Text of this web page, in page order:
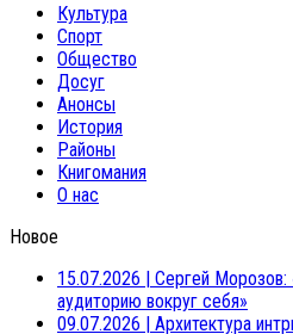
Культура
Спорт
Общество
Досуг
Анонсы
История
Районы
Книгомания
О нас
Новое
15.07.2026 | Сергей
аудиторию вокруг себя»
09.07.2026 | Архитектура